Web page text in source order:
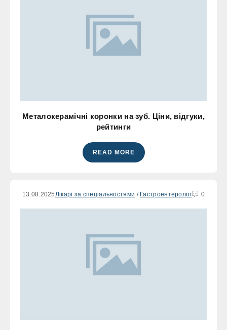
Металокерамічні коронки на зуб. Ціни, відгуки,
рейтинги
READ MORE
13.08.2025 Лікарі за спеціальностями / Гастроентеролог 0